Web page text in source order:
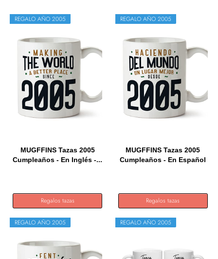
REGALO AÑO 2005
MUGFFINS Tazas 2005
Cumpleaños - En Inglés -...
Regalos tazas
REGALO AÑO 2005
MUGFFINS Tazas 2005
Cumpleaños - En Español
Regalos tazas
REGALO AÑO 2005 REGALO AÑO 2005